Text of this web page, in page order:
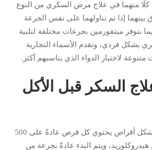
كلًا منهما في علاج مرض السكري من النوع
بينهما إذا تم تناولهما على نفس الجرعة
بتوفر ميتفورمين بجرعات مختلفة لتلبية
بشكل فردي، وتقدم الأسماء التجارية
متنوعة لاختيار الدواء الذي يناسبهم أكثر.
السكر قبل الأكل
يأتي الميتفورمين في شكل أقراص يحتوي كل قرص عادةً على 500
ويتم البدء عادةً بجرعة من